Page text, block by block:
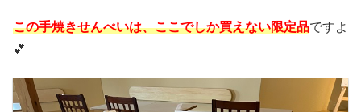
この手焼きせんべいは、ここでしか買えない限定品ですよ
💕